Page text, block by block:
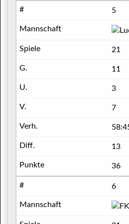
5
21
11
3
7
13
36
6